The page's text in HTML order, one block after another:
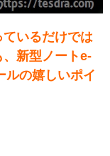
いるだけでは
新型ノートe-
ルの嬉しいポイ